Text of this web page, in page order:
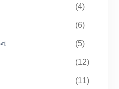
(4)
(6)
(5)
(12)
(11)